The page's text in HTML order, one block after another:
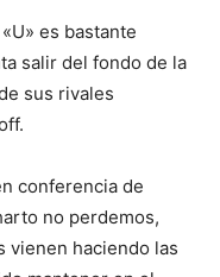
es bastante
salir del fondo de la
sus rivales
conferencia de
no perdemos,
vienen haciendo las